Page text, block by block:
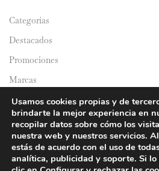
Categorías
Destacados
Promociones
Marcas
Catálogos
Domicilios
Usamos cookies propias y de
brindarte la mejor experiencia en
recopilar datos sobre cómo los
nuestra web y nuestros servicios.
estás de acuerdo con el uso de
analítica, publicidad y soporte. Si